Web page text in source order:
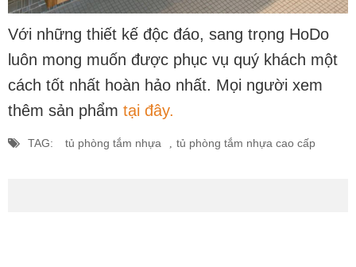
Với những thiết kế độc đáo, sang trọng HoDo
luôn mong muốn được phục vụ quý khách một
cách tốt nhất hoàn hảo nhất. Mọi người xem
thêm sản phẩm tại đây.
TAG: tủ phòng tắm nhựa tủ phòng tắm nhựa cao cấp